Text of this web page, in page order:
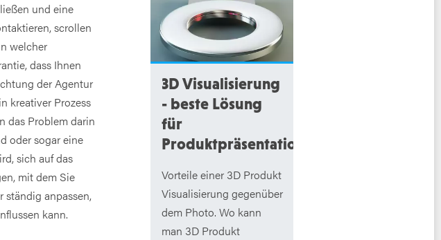
und eine
scrollen
welcher
dass Ihnen
der Agentur
kreativer Prozess
das Problem darin
oder sogar eine
sich auf das
mit dem Sie
ständig anpassen,
kann.
3D Visualisierung
- beste Lösung
für
Produktpräsentation
Vorteile einer 3D Produkt
Visualisierung gegenüber
dem Photo. Wo kann
man 3D Produkt